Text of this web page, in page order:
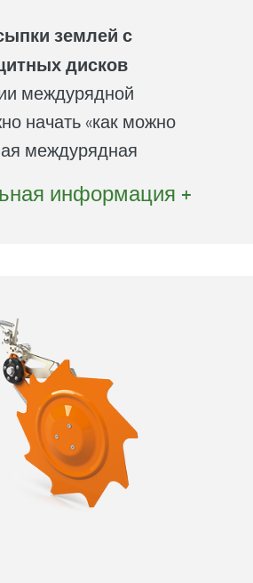
землей с
дисков
междурядной
начать «как можно
междурядная
Именно на
защиты от засыпки
культур и междурядий.
защиты от
этапах
рабочая
увеличиться в 2-3 раза
эксплуатацией без
информация +